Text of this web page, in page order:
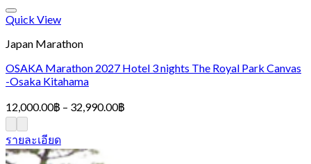
Quick View
Japan Marathon
OSAKA Marathon 2027 Hotel 3 nights The Royal Park Canvas
-Osaka Kitahama
12,000.00฿ – 32,990.00฿
รายละเอียด